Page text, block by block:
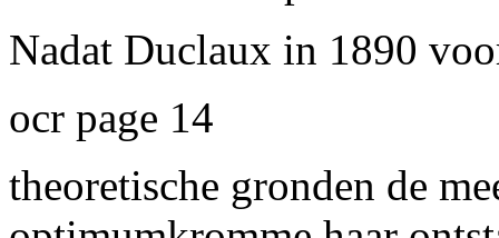
Nadat Duclaux in 1890 v
ocr page 14
theoretische gronden de